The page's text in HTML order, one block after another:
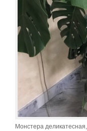
Монстера